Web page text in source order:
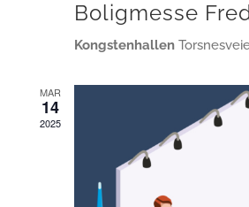
Boligmesse
Kongstenhallen
MAR
14
2025